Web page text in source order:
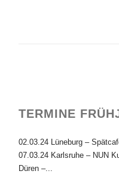
TERMINE
02.03.24 Lüneburg –
07.03.24 Karlsruhe – NUN
Düren –...